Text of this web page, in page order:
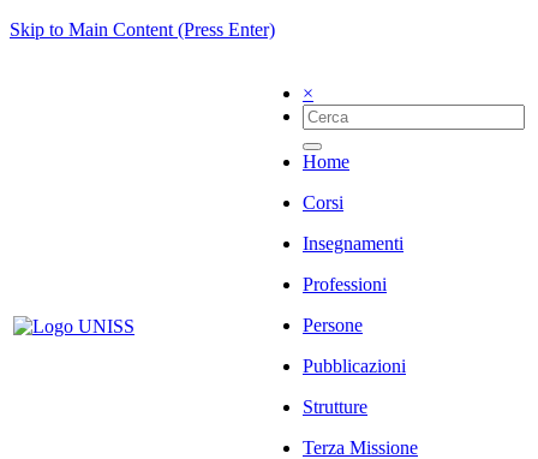
Skip to Main Content (Press Enter)
×
Home
Corsi
Insegnamenti
Professioni
Persone
Pubblicazioni
Strutture
Terza Missione